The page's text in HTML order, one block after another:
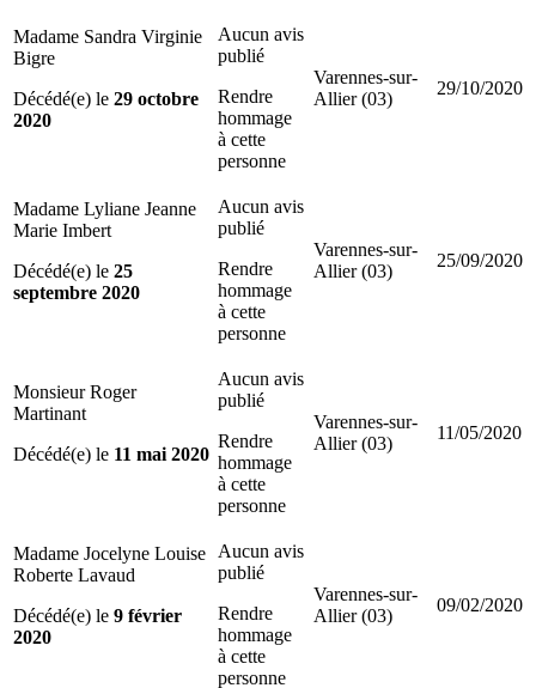
Madame Sandra Virginie
Bigre
Décédé(e) le 29 octobre
2020
Aucun avis
publié
Rendre
hommage
à cette
personne
Varennes-sur-
Allier (03)
29/10/2020
Madame Lyliane Jeanne
Marie Imbert
Décédé(e) le 25
septembre 2020
Aucun avis
publié
Rendre
hommage
à cette
personne
Varennes-sur-
Allier (03)
25/09/2020
Monsieur Roger
Martinant
Décédé(e) le 11 mai 2020
Aucun avis
publié
Rendre
hommage
à cette
personne
Varennes-sur-
Allier (03)
11/05/2020
Madame Jocelyne Louise
Roberte Lavaud
Décédé(e) le 9 février
2020
Aucun avis
publié
Rendre
hommage
à cette
personne
Varennes-sur-
Allier (03)
09/02/2020